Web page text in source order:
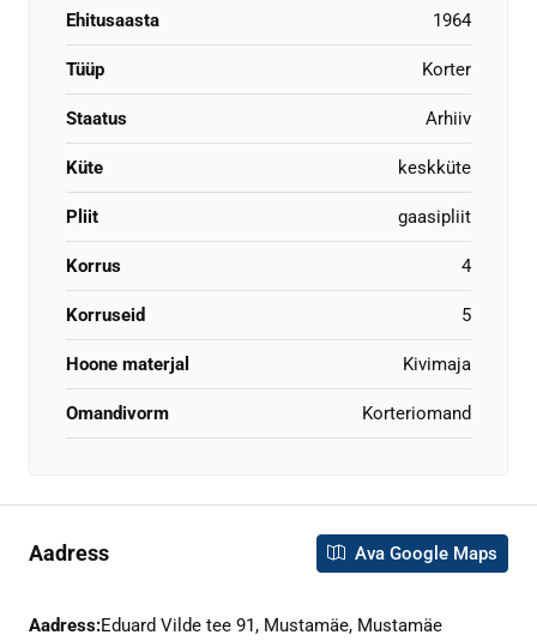
Ehitusaasta 1964
Tüüp Korter
Staatus Arhiiv
Küte keskküte
Pliit gaasipliit
Korrus 4
Korruseid 5
Hoone materjal Kivimaja
Omandivorm Korteriomand
Aadress Ava Google Maps
Aadress:Eduard Vilde tee 91, Mustamäe, Mustamäe